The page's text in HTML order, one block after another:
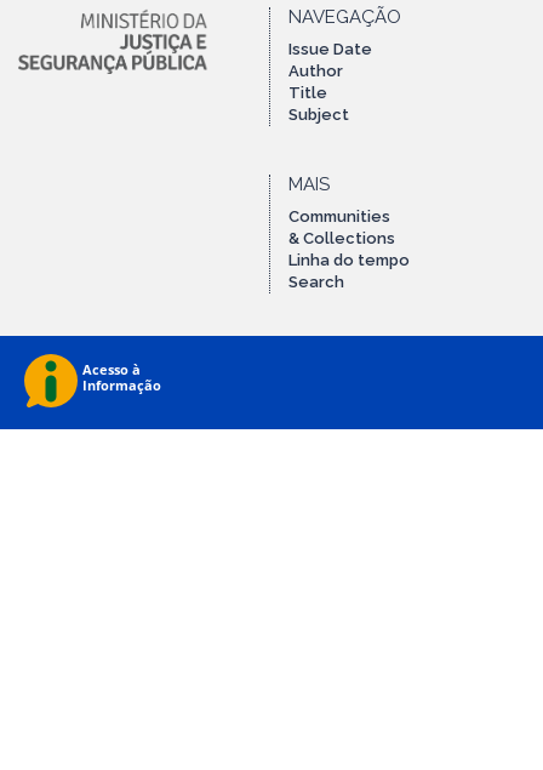
NAVEGAÇÃO
Issue Date
Author
Title
Subject
MAIS
Communities
& Collections
Linha do tempo
Search